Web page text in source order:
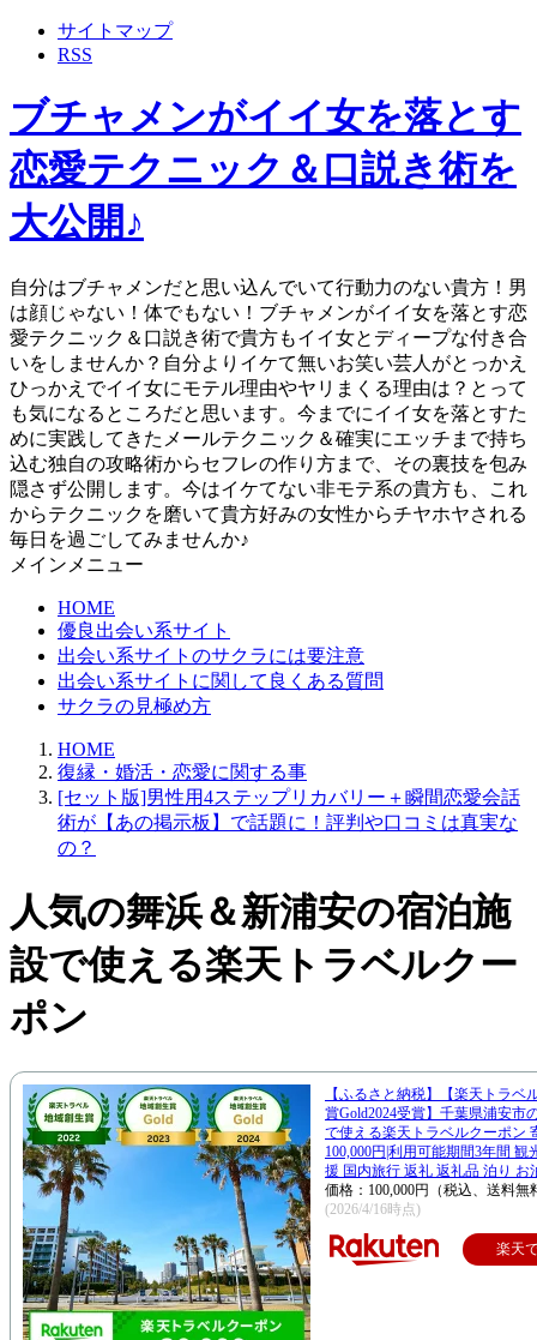
サイトマップ
RSS
ブチャメンがイイ女を落とす
恋愛テクニック＆口説き術を
大公開♪
自分はブチャメンだと思い込んでいて行動力のない貴方！男
は顔じゃない！体でもない！ブチャメンがイイ女を落とす恋
愛テクニック＆口説き術で貴方もイイ女とディープな付き合
いをしませんか？自分よりイケて無いお笑い芸人がとっかえ
ひっかえでイイ女にモテル理由やヤリまくる理由は？とって
も気になるところだと思います。今までにイイ女を落とすた
めに実践してきたメールテクニック＆確実にエッチまで持ち
込む独自の攻略術からセフレの作り方まで、その裏技を包み
隠さず公開します。今はイケてない非モテ系の貴方も、これ
からテクニックを磨いて貴方好みの女性からチヤホヤされる
毎日を過ごしてみませんか♪
メインメニュー
HOME
優良出会い系サイト
出会い系サイトのサクラには要注意
出会い系サイトに関して良くある質問
サクラの見極め方
HOME
復縁・婚活・恋愛に関する事
[セット版]男性用4ステップリカバリー＋瞬間恋愛会話
術が【あの掲示板】で話題に！評判や口コミは真実な
の？
人気の舞浜＆新浦安の宿泊施
設で使える楽天トラベルクー
ポン
【ふるさと納税】【楽天トラベ
賞Gold2024受賞】千葉県浦安市
で使える楽天トラベルクーポン
100,000円|利用可能期間3年間 観
援 国内旅行 返礼 返礼品 泊り お
価格：100,000円（税込、送料無
(2026/4/16時点)
楽天